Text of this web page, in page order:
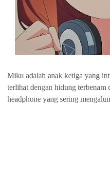
Miku adalah anak ketiga yang
terlihat dengan hidung terbenam
headphone yang sering